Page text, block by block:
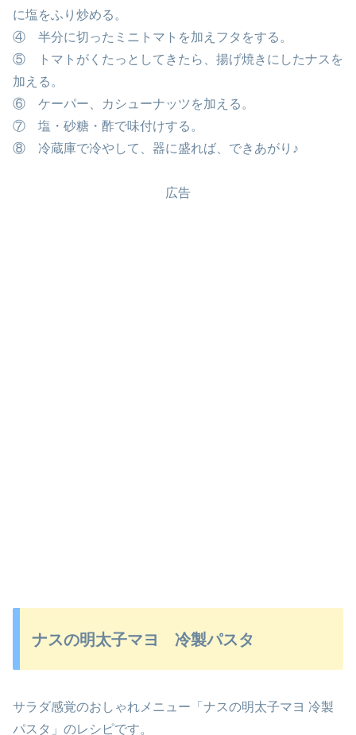
に塩をふり炒める。
④ 半分に切ったミニトマトを加えフタをする。
⑤ トマトがくたっとしてきたら、揚げ焼きにしたナスを
加える。
⑥ ケーパー、カシューナッツを加える。
⑦ 塩・砂糖・酢で味付けする。
⑧ 冷蔵庫で冷やして、器に盛れば、できあがり♪
広告
ナスの明太子マヨ 冷製パスタ
サラダ感覚のおしゃれメニュー「ナスの明太子マヨ 冷製
パスタ」のレシピです。